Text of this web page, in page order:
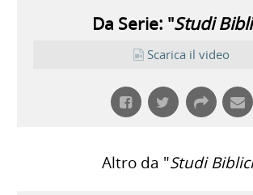
Da Serie: "Studi
Scarica il video
Altro da "Studi Biblici